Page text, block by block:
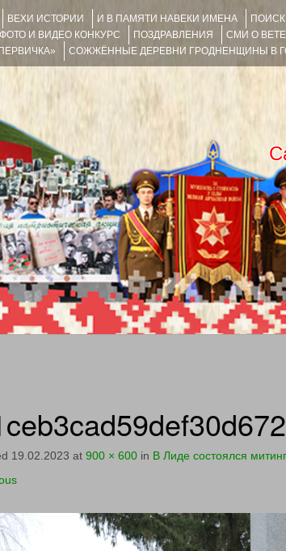
ВЕХИ ИСТОРИИ И В ПАМЯТИ НАВЕКИ ИМЕНА
ФОТО И ВИДЕО КОНКУРС ПОЗДРАВЛЕНИЯ СМИ О
СОЖЖЁННЫЕ ДЕРЕВНИ ГРОДНЕНЩИНЫ В
19.02.2023 at 900 × 600 in В Лиде состоялся